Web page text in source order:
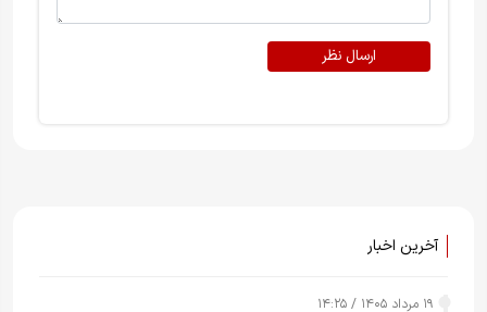
ارسال نظر
آخرین اخبار
۱۹ مرداد ۱۴۰۵ / ۱۴:۲۵